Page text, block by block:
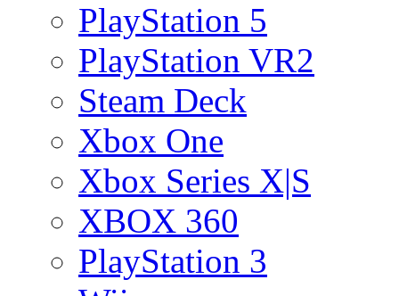
PlayStation 5
PlayStation VR2
Steam Deck
Xbox One
Xbox Series X|S
XBOX 360
PlayStation 3